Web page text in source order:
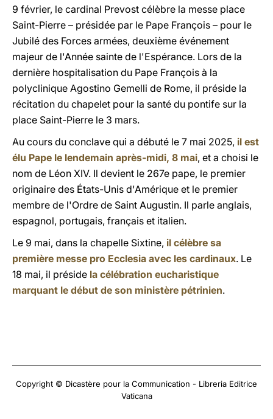
9 février, le cardinal Prevost célèbre la messe place
Saint-Pierre – présidée par le Pape François – pour le
Jubilé des Forces armées, deuxième événement
majeur de l'Année sainte de l'Espérance. Lors de la
dernière hospitalisation du Pape François à la
polyclinique Agostino Gemelli de Rome, il préside la
récitation du chapelet pour la santé du pontife sur la
place Saint-Pierre le 3 mars.
Au cours du conclave qui a débuté le 7 mai 2025, il est
élu Pape le lendemain après-midi, 8 mai, et a choisi le
nom de Léon XIV. Il devient le 267e pape, le premier
originaire des États-Unis d'Amérique et le premier
membre de l'Ordre de Saint Augustin. Il parle anglais,
espagnol, portugais, français et italien.
Le 9 mai, dans la chapelle Sixtine, il célèbre sa
première messe pro Ecclesia avec les cardinaux. Le
18 mai, il préside la célébration eucharistique
marquant le début de son ministère pétrinien.
Copyright © Dicastère pour la Communication - Libreria Editrice
Vaticana